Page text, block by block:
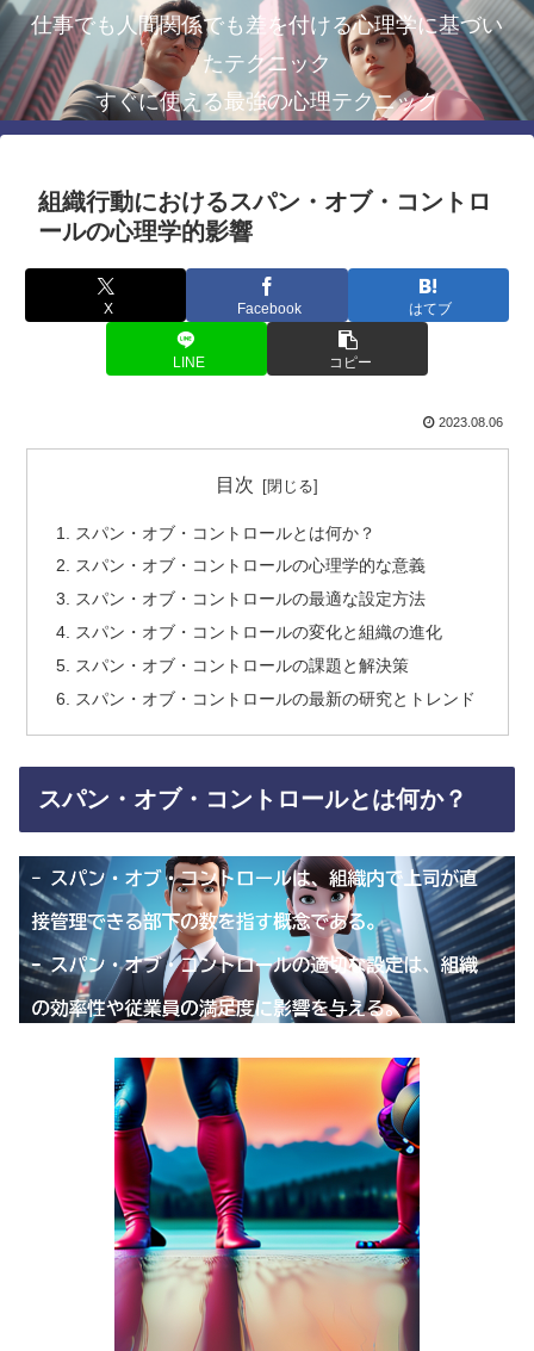
仕事でも人間関係でも差を付ける心理学に基づい
たテクニック
すぐに使える最強の心理テクニック
組織行動におけるスパン・オブ・コントロ
ールの心理学的影響
X Facebook はてブ
LINE コピー
2023.08.06
目次
スパン・オブ・コントロールとは何か？
スパン・オブ・コントロールの心理学的な意義
スパン・オブ・コントロールの最適な設定方法
スパン・オブ・コントロールの変化と組織の進化
スパン・オブ・コントロールの課題と解決策
スパン・オブ・コントロールの最新の研究とトレンド
スパン・オブ・コントロールとは何か？